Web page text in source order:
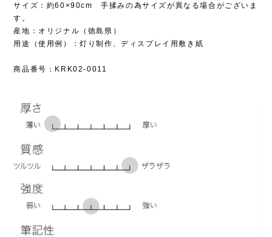
サイズ：約60×90cm 手揉みの為サイズが異なる場合がございま
す。
産地：オリジナル（徳島県）
用途（使用例）：灯り制作、ディスプレイ用敷き紙
商品番号：KRK02-0011